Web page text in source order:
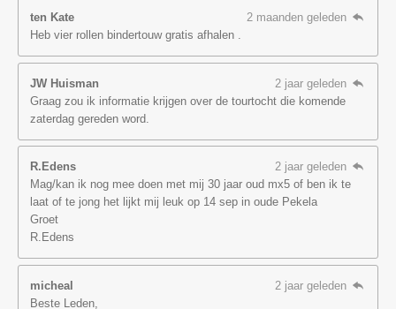
ten Kate
2 maanden geleden
Heb vier rollen bindertouw gratis afhalen .
JW Huisman
2 jaar geleden
Graag zou ik informatie krijgen over de tourtocht die komende
zaterdag gereden word.
R.Edens
2 jaar geleden
Mag/kan ik nog mee doen met mij 30 jaar oud mx5 of ben ik te
laat of te jong het lijkt mij leuk op 14 sep in oude Pekela
Groet
R.Edens
micheal
2 jaar geleden
Beste Leden,